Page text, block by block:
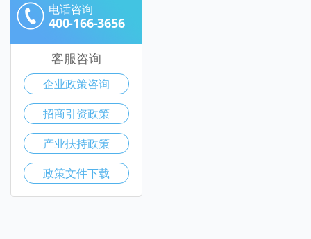
电话咨询
400-166-3656
客服咨询
企业政策咨询
招商引资政策
产业扶持政策
政策文件下载